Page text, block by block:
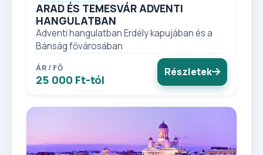
ARAD ÉS TEMESVÁR ADVENTI
HANGULATBAN
Adventi hangulatban Erdély kapujában és a
Bánság fővárosában
ÁR / FŐ
25 000 Ft-tól
Részletek